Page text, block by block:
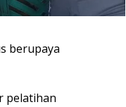
berupaya
pelatihan